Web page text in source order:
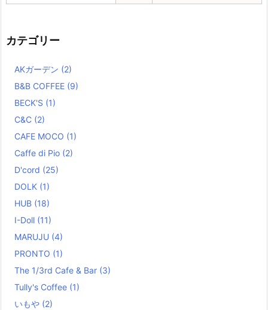
カテゴリー
AKガーデン (2)
B&B COFFEE (9)
BECK'S (1)
C&C (2)
CAFE MOCO (1)
Caffe di Pio (2)
D'cord (25)
DOLK (1)
HUB (18)
I-Doll (11)
MARUJU (4)
PRONTO (1)
The 1/3rd Cafe & Bar (3)
Tully's Coffee (1)
いもや (2)